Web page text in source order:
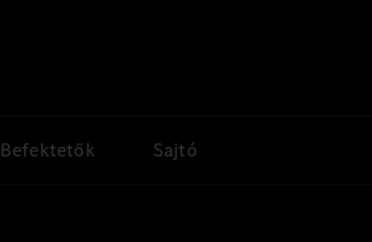
Befektetők Sajtó